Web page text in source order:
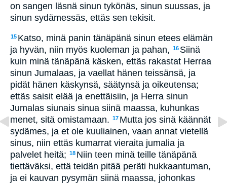
on sangen läsnä sinun tykönäs, sinun suussas, ja
sinun sydämessäs, ettäs sen tekisit.
15 Katso, minä panin tänäpänä sinun etees elämän
ja hyvän, niin myös kuoleman ja pahan, 16 Siinä
kuin minä tänäpänä käsken, ettäs rakastat Herraa
sinun Jumalaas, ja vaellat hänen teissänsä, ja
pidät hänen käskynsä, säätynsä ja oikeutensa;
ettäs saisit elää ja enettäisiin, ja Herra sinun
Jumalas siunais sinua siinä maassa, kuhunkas
menet, sitä omistamaan. 17 Mutta jos sinä käännät
sydämes, ja et ole kuuliainen, vaan annat vietellä
sinus, niin ettäs kumarrat vieraita jumalia ja
palvelet heitä; 18 Niin teen minä teille tänäpänä
tiettäväksi, että teidän pitää peräti hukkaantuman,
ja ei kauvan pysymän siinä maassa, johonkas